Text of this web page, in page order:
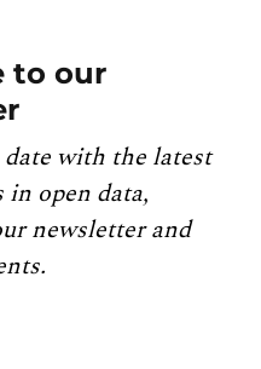
to our
date with the latest
in open data,
newsletter and